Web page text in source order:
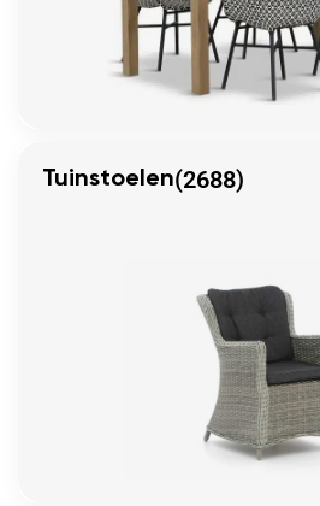
Tuinstoelen(2688)